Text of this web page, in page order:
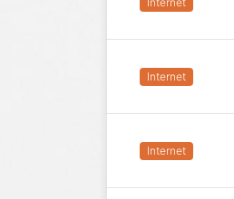
Internet
Internet